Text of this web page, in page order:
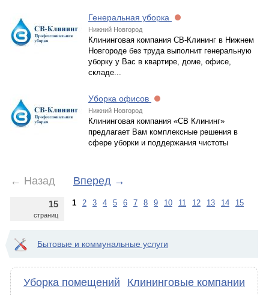
Генеральная уборка
Нижний Новгород
Клининговая компания СВ-Клининг в Нижнем
Новгороде без труда выполнит генеральную
уборку у Вас в квартире, доме, офисе,
складе...
Уборка офисов
Нижний Новгород
Клининговая компания «СВ Клининг»
предлагает Вам комплексные решения в
сфере уборки и поддержания чистоты
← Назад Вперед →
15
страниц
1 2 3 4 5 6 7 8 9 10 11 12 13 14 15
Бытовые и коммунальные услуги
Уборка помещений Клининговые компании